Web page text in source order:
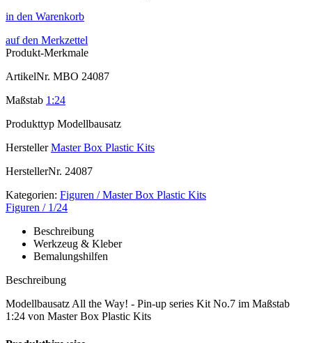
in den Warenkorb
auf den Merkzettel
Produkt-Merkmale
ArtikelNr. MBO 24087
Maßstab 1:24
Produkttyp Modellbausatz
Hersteller Master Box Plastic Kits
HerstellerNr. 24087
Kategorien: Figuren / Master Box Plastic Kits
Figuren / 1/24
Beschreibung
Werkzeug & Kleber
Bemalungshilfen
Beschreibung
Modellbausatz All the Way! - Pin-up series Kit No.7 im Maßstab
1:24 von Master Box Plastic Kits